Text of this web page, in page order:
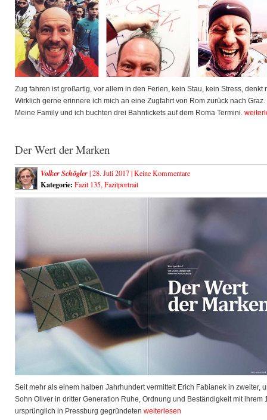
Zug fahren ist großartig, vor allem in den Ferien, kein Stau, kein Stress, denkt
Wirklich gerne erinnere ich mich an eine Zugfahrt von Rom zurück nach Graz.
Meine Family und ich buchten drei Bahntickets auf dem Roma Termini.
Der Wert der Marken
Volker Schögler| 28. Juli 2017 |Keine Kommentare
Kategorie: Fazit 135, Fazitportrait
Seit mehr als einem halben Jahrhundert vermittelt Erich Fabianek in zweiter,
Sohn Oliver in dritter Generation Ruhe, Ordnung und Beständigkeit mit ihrem
ursprünglich in Pressburg gegründeten weiterlesen